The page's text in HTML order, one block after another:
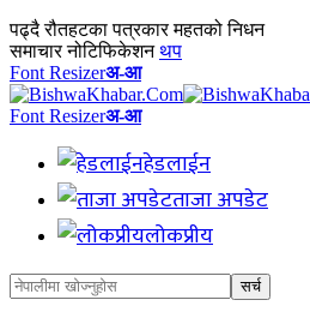
पढ्दै रौतहटका पत्रकार महतको निधन
समाचार नोटिफिकेशन थप
Font Resizerअ-आ
Font Resizerअ-आ
हेडलाईन
ताजा अपडेट
लोकप्रीय